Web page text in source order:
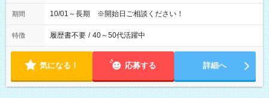
期間 10/01～長期 ※開始日ご相談ください！
特徴 履歴書不要 / 40～50代活躍中
気になる！ 応募する 詳細へ